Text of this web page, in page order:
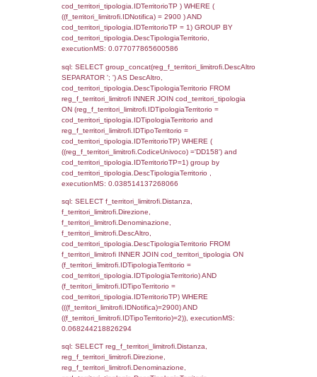
executionMS: 0.00088095664978027
sql: SELECT cod_ipa_aoo.des_amm,
d1_controlli.UntAmmTerr,
d1_controlli.Regione, d1_controlli.Provincia,
d1_controlli.Comune, d1_controlli.Via,
d1_controlli.Email, d1_controlli.Pec FROM
INNER JOIN d1_controlli ON
d1_controlli.UntAmmTerr where
executionMS: 0.031060934066772
sql: SELECT cod_ipa_aoo.des_amm,
d1_controlli.UntAmmTerr,
d1_controlli.Regione, d1_controlli.Provincia,
d1_controlli.Comune, d1_controlli.Via,
d1_controlli.Email, d1_controlli.Pec FROM
INNER JOIN d1_controlli ON
d1_controlli.UntAmmTerr where
executionMS: 0.02344799041748
sql: SELECT * FROM d2_autorizzazioni
IDNotifica=2900, executionMS: